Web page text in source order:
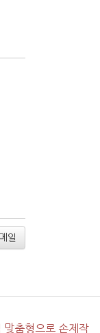
일
춤형으로 손제작